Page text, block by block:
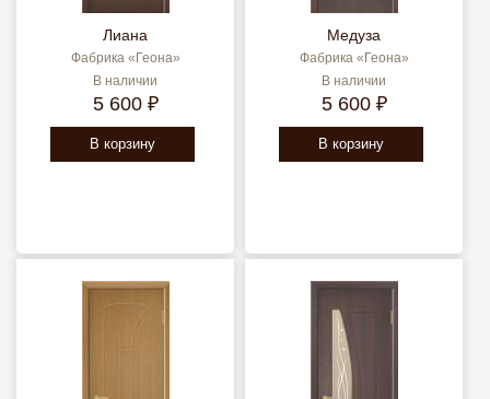
Лиана
Фабрика «Геона»
В наличии
5 600 ₽
В корзину
Медуза
Фабрика «Геона»
В наличии
5 600 ₽
В корзину